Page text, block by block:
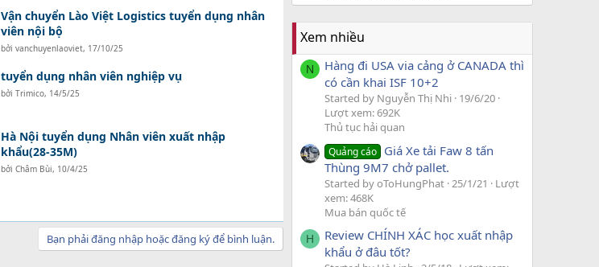
Vận chuyển Lào Việt Logistics tuyển dụng nhân
viên nội bộ
bởi vanchuyenlaoviet, 17/10/25
tuyển dụng nhân viên nghiệp vụ
bởi Trimico, 14/5/25
Hà Nội tuyển dụng Nhân viên xuất nhập
khẩu(28-35M)
bởi Châm Bùi, 10/4/25
Bạn phải đăng nhập hoặc đăng ký để bình luận.
Xem nhiều
N
Hàng đi USA via cảng ở CANADA thì
có cần khai ISF 10+2
Started by Nguyễn Thị Nhi 19/6/20
Lượt xem: 692K
Thủ tục hải quan
Quảng cáo Giá Xe tải Faw 8 tấn
Thùng 9M7 chở pallet.
Started by oToHungPhat 25/1/21
Lượt
xem: 468K
Mua bán quốc tế
H
Review CHÍNH XÁC học xuất nhập
khẩu ở đâu tốt?